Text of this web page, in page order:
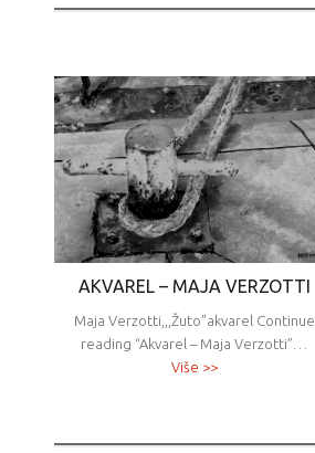
AKVAREL – MAJA VERZOTTI
Maja Verzotti,,,Žuto”akvarel Continue
reading “Akvarel – Maja Verzotti”…
Više >>